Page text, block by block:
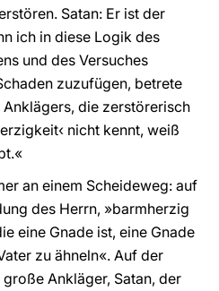
Satan: Er ist der
ich in diese Logik des
und des Versuches
zuzufügen, betrete
die zerstörerisch
nicht kennt, weiß
an einem Scheideweg: auf
des Herrn, »barmherzig
eine Gnade ist, eine Gnade
zu ähneln«. Auf der
Ankläger, Satan, der